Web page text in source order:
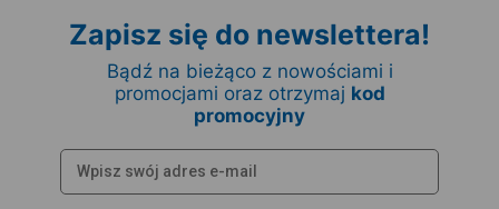
Zapisz się do newslettera!
Bądź na bieżąco z nowościami i
promocjami oraz otrzymaj kod
promocyjny